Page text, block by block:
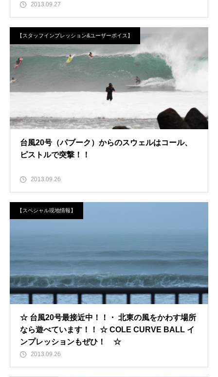
2013.09.27
【スタッフインプレッション&ユーザーボイス】
台風20号（パブーク）からのスウェルはコール、
ピストルで突撃！！
2013.09.26
【スペシャル現地情報】
☆ 台風20号最接近中！！・ 北東の風をかわす場所
なら遊べています！！ ☆ COLE CURVE BALL イ
ンプレッションもぜひ！ ☆
2013.09.26